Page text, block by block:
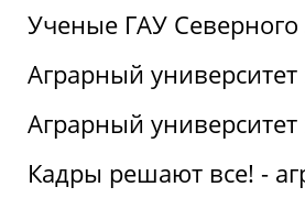
Ученые ГАУ Северного
Аграрный
Аграрный
Кадры решают все! -